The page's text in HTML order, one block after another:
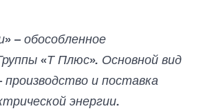
– обособленное
«Т Плюс». Основной вид
и поставка
энергии.